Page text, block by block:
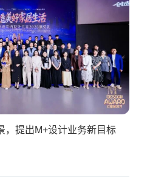
，提出M+设计业务新目标